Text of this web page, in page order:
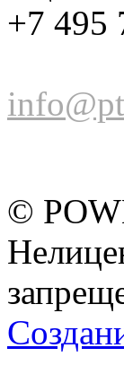
+7 495
©